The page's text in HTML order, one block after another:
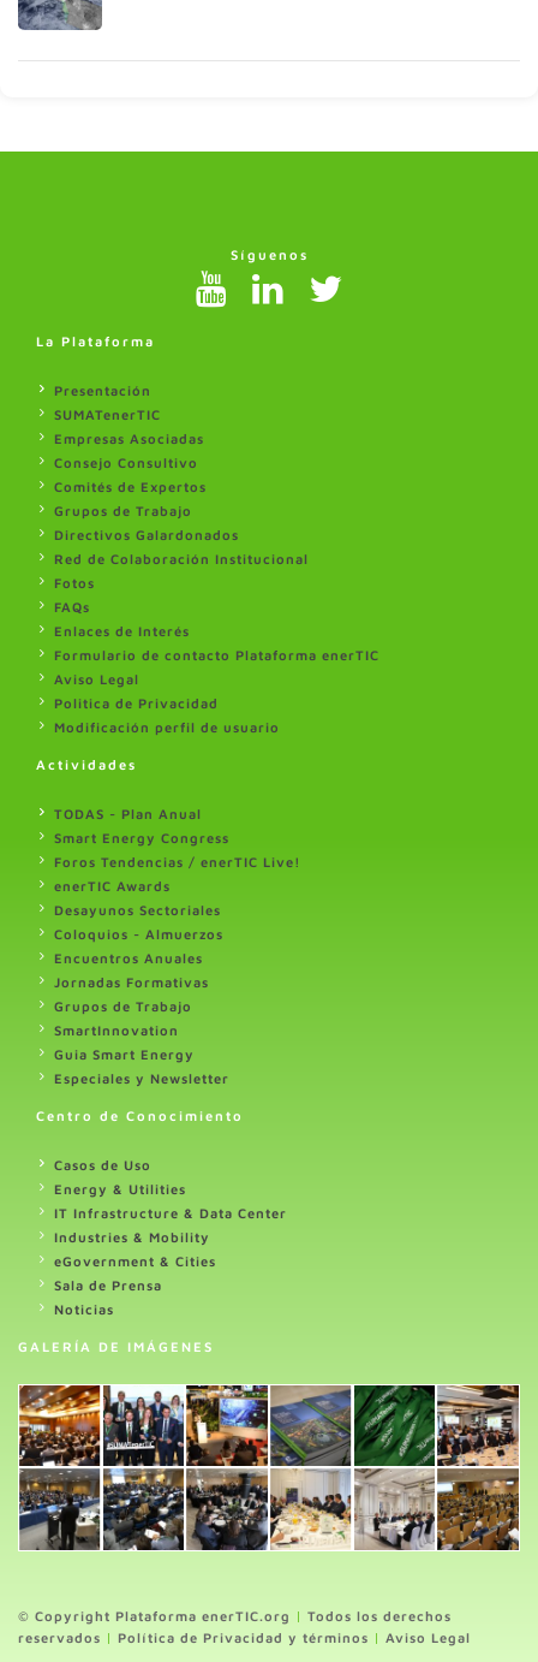
Síguenos
La Plataforma
Presentación
SUMATenerTIC
Empresas Asociadas
Consejo Consultivo
Comités de Expertos
Grupos de Trabajo
Directivos Galardonados
Red de Colaboración Institucional
Fotos
FAQs
Enlaces de Interés
Formulario de contacto Plataforma enerTIC
Aviso Legal
Politica de Privacidad
Modificación perfil de usuario
Actividades
TODAS - Plan Anual
Smart Energy Congress
Foros Tendencias / enerTIC Live!
enerTIC Awards
Desayunos Sectoriales
Coloquios - Almuerzos
Encuentros Anuales
Jornadas Formativas
Grupos de Trabajo
SmartInnovation
Guia Smart Energy
Especiales y Newsletter
Centro de Conocimiento
Casos de Uso
Energy & Utilities
IT Infrastructure & Data Center
Industries & Mobility
eGovernment & Cities
Sala de Prensa
Noticias
GALERÍA DE IMÁGENES
© Copyright Plataforma enerTIC.org | Todos los derechos
reservados | Política de Privacidad y términos | Aviso Legal